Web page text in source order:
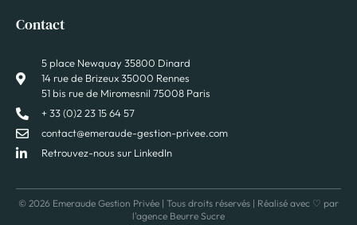
Contact
5 place Newquay 35800 Dinard
14 rue de Brizeux 35000 Rennes
51 bis rue de Miromesnil 75008 Paris
+ 33 (0)2 23 15 64 57
contact@emeraude-gestion-privee.com
Retrouvez-nous sur LinkedIn
© 2026 Emeraude Gestion Privée | Tous droits réservés | Réalisé avec ♡ par
l'agence Beurre Sucre